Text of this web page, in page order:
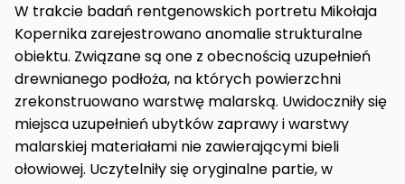
W trakcie badań rentgenowskich portretu Mikołaja
Kopernika zarejestrowano anomalie strukturalne
obiektu. Związane są one z obecnością uzupełnień
drewnianego podłoża, na których powierzchni
zrekonstruowano warstwę malarską. Uwidoczniły się
miejsca uzupełnień ubytków zaprawy i warstwy
malarskiej materiałami nie zawierającymi bieli
ołowiowej. Uczytelniły się oryginalne partie, w